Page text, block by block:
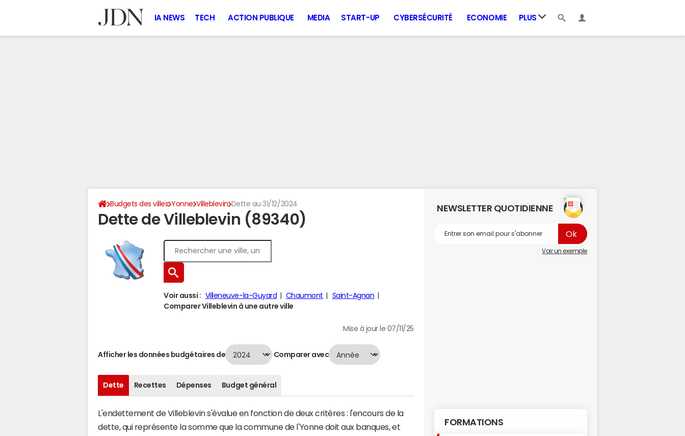
IA NEWS TECH ACTION PUBLIQUE MEDIA START-UP CYBERSÉCURITÉ ECONOMIE PLUS
Budgets des villes Yonne Villeblevin Dette au 31/12/2024
Dette de Villeblevin (89340)
Voir aussi : Villeneuve-la-Guyard Chaumont
Saint-Agnan
Comparer Villeblevin à une autre ville
Mise à jour le 07/11/25
Afficher les données budgétaires de Comparer avec
Dette Recettes Dépenses Budget général
L'endettement de Villeblevin s'évalue en fonction de deux critères : l'encours de la
dette, qui représente la somme que la commune de l'Yonne doit aux banques, et
NEWSLETTER QUOTIDIENNE
Voir un exemple
FORMATIONS